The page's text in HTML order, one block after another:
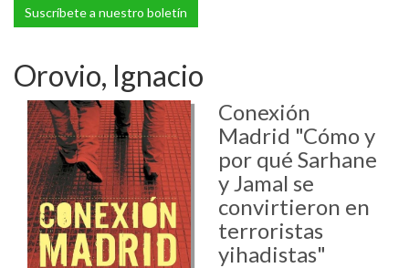
Suscríbete a nuestro boletín
Orovio, Ignacio
Conexión
Madrid "Cómo y
por qué Sarhane
y Jamal se
convirtieron en
terroristas
yihadistas"